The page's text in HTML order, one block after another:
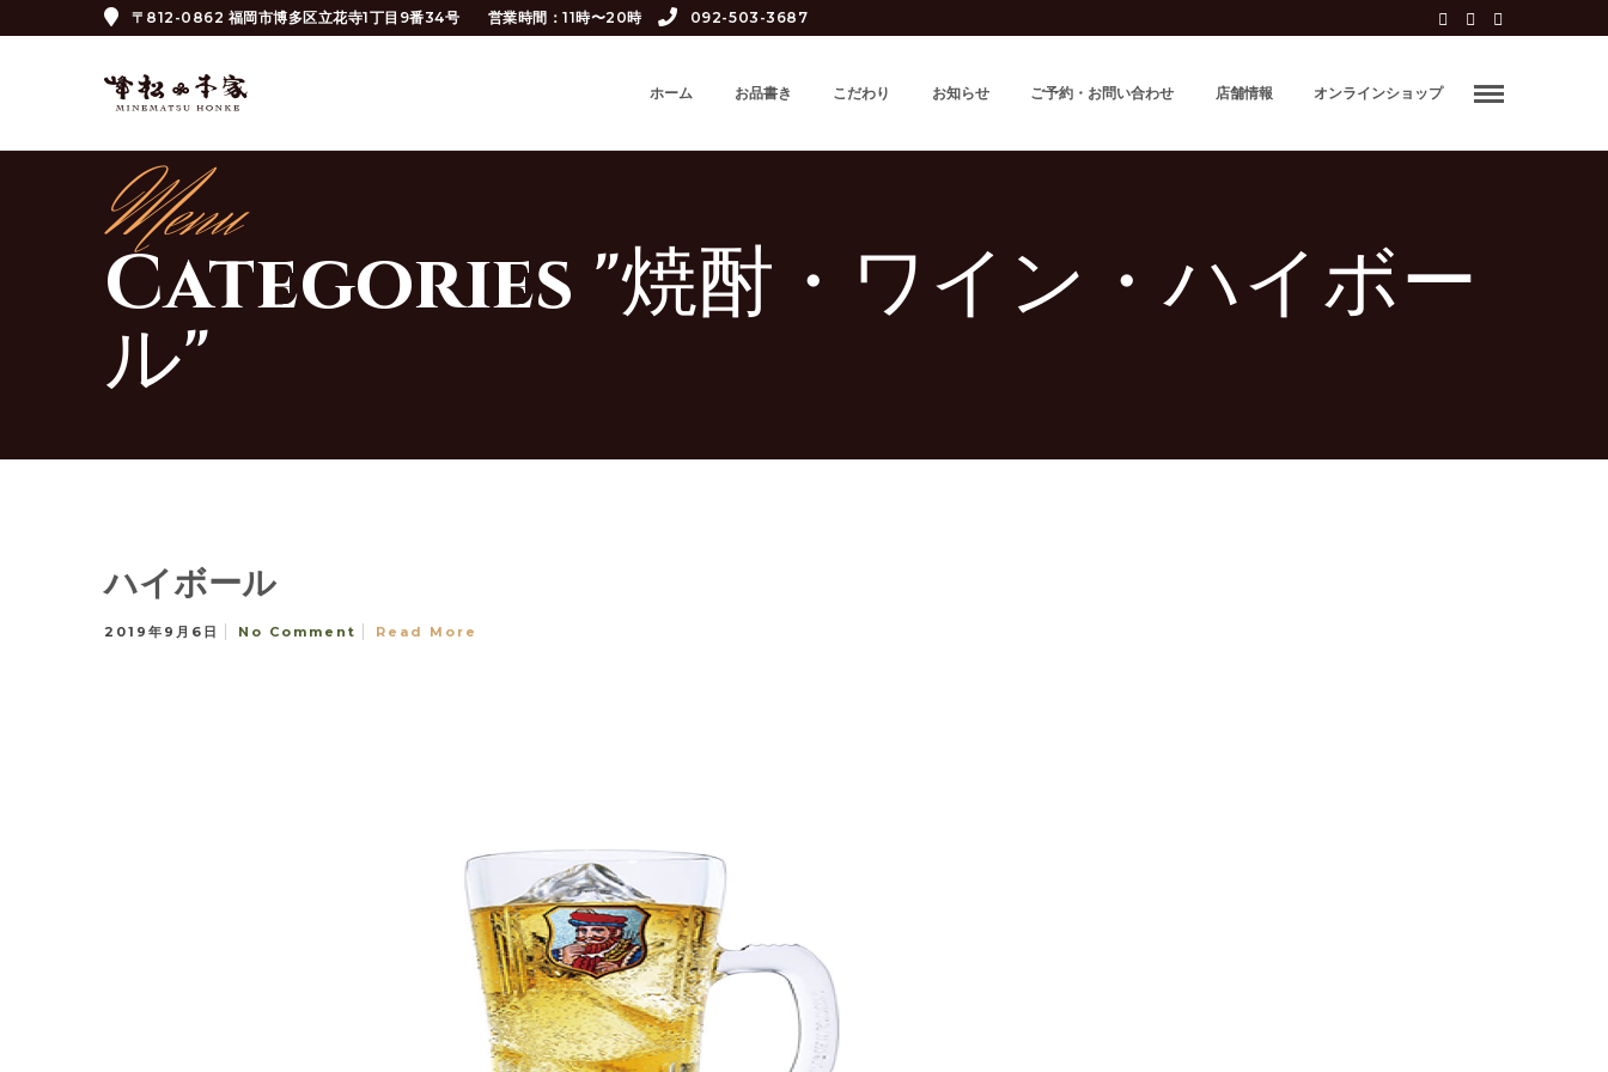
〒812-0862 福岡市博多区立花寺1丁目9番34号 営業時間：11時〜20時 092-503-3687
ホーム お品書き こだわり お知らせ ご予約・お問い合わせ 店舗情報 オンラインショップ
Menu
Categories "焼酎・ワイン・ハイボー
ル"
ハイボール
2019年9月6日 No Comment Read More